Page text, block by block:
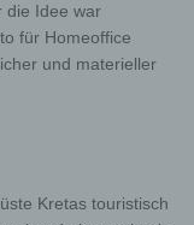
die Idee war
für Homeoffice
und materieller
Kretas touristisch